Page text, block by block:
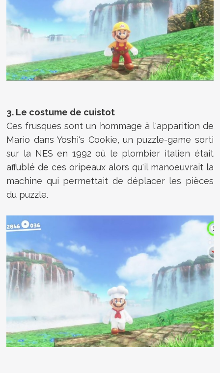
3. Le costume de cuistot
Ces frusques sont un hommage à l'apparition de
Mario dans Yoshi's Cookie, un puzzle-game sorti
sur la NES en 1992 où le plombier italien était
affublé de ces oripeaux alors qu'il manoeuvrait la
machine qui permettait de déplacer les pièces
du puzzle.